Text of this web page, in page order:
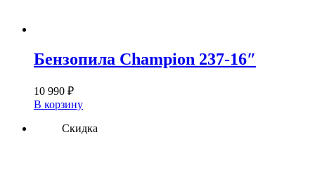
Бензопила Champion 237-16″
10 990 ₽
В корзину
Скидка